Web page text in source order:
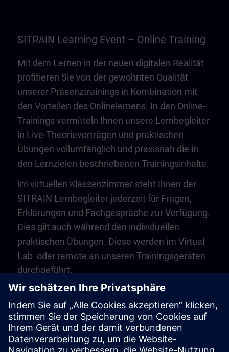
SITRAIN Learning Event – Online Training
Mit dem Lernen in der neuen digitalen Realität
profitieren Sie von der gewohnten Qualität
unserer Präsenztrainings in Kombination mit
den Vorteilen des Onlinelernens. In den Online-
Trainings vermitteln Ihnen unsere Lernbegleiter
in Live-Theorievorträgen und praktischen
Übungen vollumfänglich und praxisnah die in
den Lernzielen beschriebenen Trainingsinhalte.
Im virtuellen Klassenzimmer steht Ihnen der
SITRAIN Lernbegleiter jederzeit für Fragen,
Erklärungen und Fachgespräche zur Verfügung.
Dies gilt auch während den individuellen
praktischen Übungen. Diese werden im Virtual
Lab oder remote an unseren Trainingsgeräten
durchgeführt.